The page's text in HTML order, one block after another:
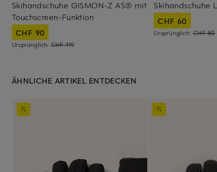
Skihandschuhe GISMON-Z AS® mit
Touchscreen-Funktion
CHF 90
Ursprünglich: CHF 119
Skihandschuhe
CHF 60
Ursprünglich:CHF 80
ÄHNLICHE ARTIKEL ENTDECKEN